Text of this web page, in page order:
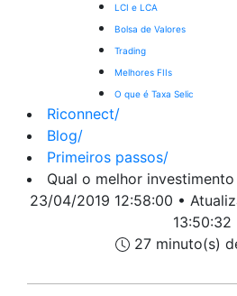
LCI e LCA
Bolsa de Valores
Trading
Melhores FIIs
O que é Taxa Selic
Riconnect/
Blog/
Primeiros passos/
Qual o melhor
23/04/2019 12:58:00 •
13:50:32
27 minuto(s)